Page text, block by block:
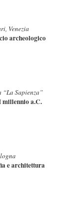
Venezia
archeologico
Sapienza”
millennio a.C.
e architettura